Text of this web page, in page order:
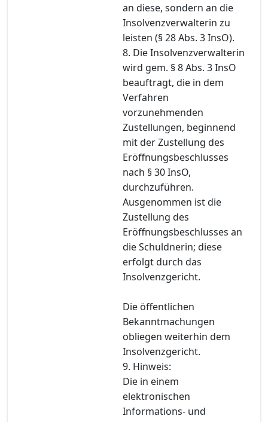
an diese, sondern an die
Insolvenzverwalterin zu
leisten (§ 28 Abs. 3 InsO).
8. Die Insolvenzverwalterin
wird gem. § 8 Abs. 3 InsO
beauftragt, die in dem
Verfahren
vorzunehmenden
Zustellungen, beginnend
mit der Zustellung des
Eröffnungsbeschlusses
nach § 30 InsO,
durchzuführen.
Ausgenommen ist die
Zustellung des
Eröffnungsbeschlusses an
die Schuldnerin; diese
erfolgt durch das
Insolvenzgericht.
Die öffentlichen
Bekanntmachungen
obliegen weiterhin dem
Insolvenzgericht.
9. Hinweis:
Die in einem
elektronischen
Informations- und